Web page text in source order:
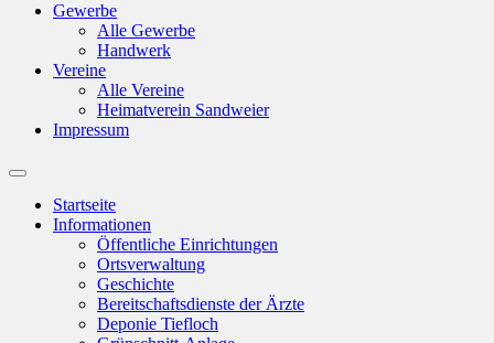
Gewerbe
Alle Gewerbe
Handwerk
Vereine
Alle Vereine
Heimatverein Sandweier
Impressum
Suchfeld
ein-/ausblenden
Startseite
Informationen
Öffentliche Einrichtungen
Ortsverwaltung
Geschichte
Bereitschaftsdienste der Ärzte
Deponie Tiefloch